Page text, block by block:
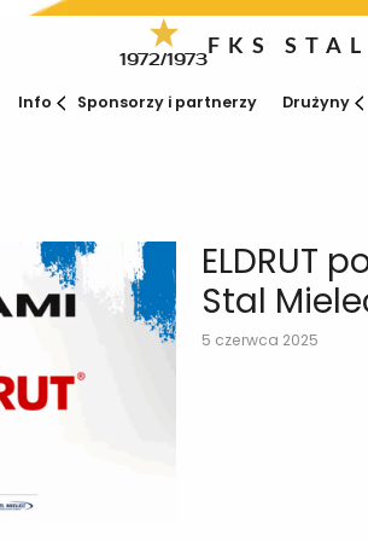
1972/1973
FKS
Info Sponsorzy i partnerzy Drużyny
ELDRUT
Stal
5 czerwca 2025